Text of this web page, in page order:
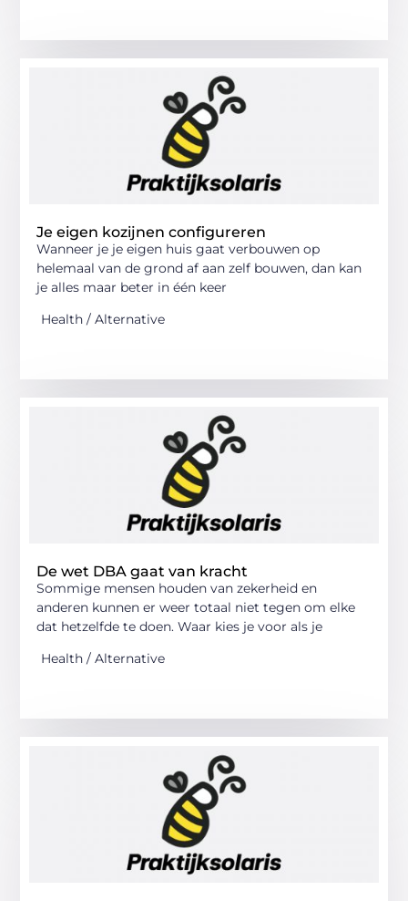
Je eigen kozijnen configureren
Wanneer je je eigen huis gaat verbouwen op
helemaal van de grond af aan zelf bouwen, dan kan
je alles maar beter in één keer
Health / Alternative
De wet DBA gaat van kracht
Sommige mensen houden van zekerheid en
anderen kunnen er weer totaal niet tegen om elke
dat hetzelfde te doen. Waar kies je voor als je
Health / Alternative